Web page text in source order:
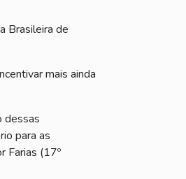
Brasileira de
mais ainda
dessas
para as
Farias (17º